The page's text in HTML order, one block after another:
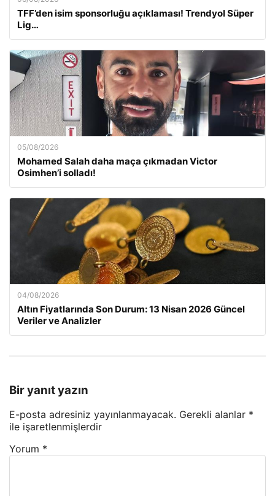
TFF’den isim sponsorluğu açıklaması! Trendyol Süper
Lig…
05/08/2026
Mohamed Salah daha maça çıkmadan Victor
Osimhen’i solladı!
04/08/2026
Altın Fiyatlarında Son Durum: 13 Nisan 2026 Güncel
Veriler ve Analizler
Bir yanıt yazın
E-posta adresiniz yayınlanmayacak. Gerekli alanlar *
ile işaretlenmişlerdir
Yorum *